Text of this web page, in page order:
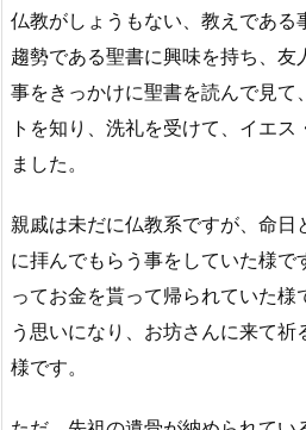
仏教がしょうもない、教えである
趨勢である聖書に興味を持ち、友
事をきっかけに聖書を読んで見て
トを知り、洗礼を受けて、イエス
ました。
親戚は未だに仏教系ですが、命日
に拝んでもらう事をしていた様で
ってお金を貰って帰られていた様
う思いになり、お坊さんに来て祈
様です。